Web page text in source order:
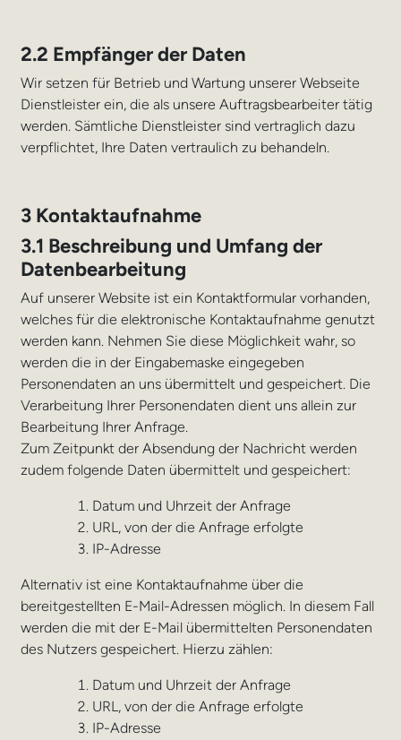
2.2 Empfänger der Daten
Wir setzen für Betrieb und Wartung unserer Webseite
Dienstleister ein, die als unsere Auftragsbearbeiter tätig
werden. Sämtliche Dienstleister sind vertraglich dazu
verpflichtet, Ihre Daten vertraulich zu behandeln.
3 Kontaktaufnahme
3.1 Beschreibung und Umfang der
Datenbearbeitung
Auf unserer Website ist ein Kontaktformular vorhanden,
welches für die elektronische Kontaktaufnahme genutzt
werden kann. Nehmen Sie diese Möglichkeit wahr, so
werden die in der Eingabemaske eingegeben
Personendaten an uns übermittelt und gespeichert. Die
Verarbeitung Ihrer Personendaten dient uns allein zur
Bearbeitung Ihrer Anfrage.
Zum Zeitpunkt der Absendung der Nachricht werden
zudem folgende Daten übermittelt und gespeichert:
Datum und Uhrzeit der Anfrage
URL, von der die Anfrage erfolgte
IP-Adresse
Alternativ ist eine Kontaktaufnahme über die
bereitgestellten E-Mail-Adressen möglich. In diesem Fall
werden die mit der E-Mail übermittelten Personendaten
des Nutzers gespeichert. Hierzu zählen:
Datum und Uhrzeit der Anfrage
URL, von der die Anfrage erfolgte
IP-Adresse